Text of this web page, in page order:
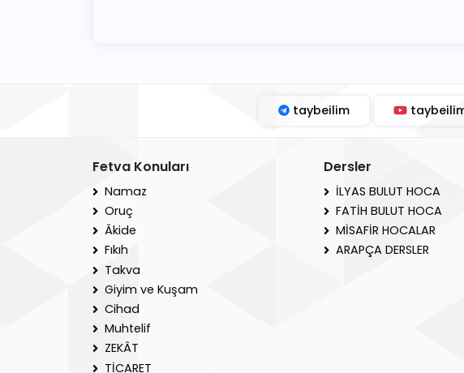
taybeilim
Fetva Konuları
Namaz
Oruç
Âkide
Fıkıh
Takva
Giyim ve Kuşam
Cihad
Muhtelif
ZEKÂT
TİCARET
Dersler
İLYAS BULUT HOCA
FATİH BULUT HOCA
MİSAFİR HOCALAR
ARAPÇA DERSLER